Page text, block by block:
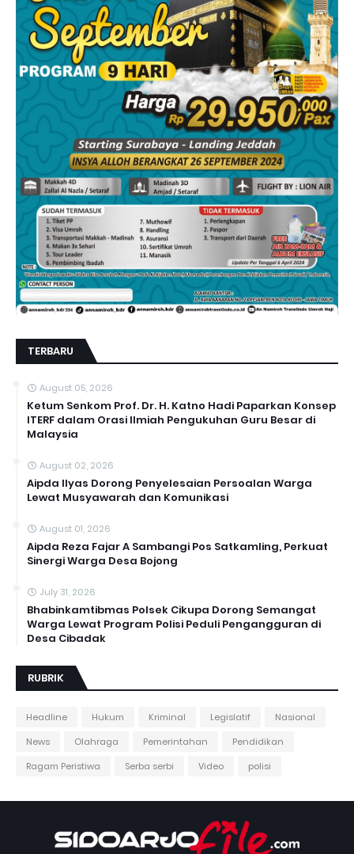
TERBARU
August 05, 2026
Ketum Senkom Prof. Dr. H. Katno Hadi Paparkan Konsep
ITERF dalam Orasi Ilmiah Pengukuhan Guru Besar di
Malaysia
August 02, 2026
Aipda Ilyas Dorong Penyelesaian Persoalan Warga
Lewat Musyawarah dan Komunikasi
August 01, 2026
Aipda Reza Fajar A Sambangi Pos Satkamling, Perkuat
Sinergi Warga Desa Bojong
July 31, 2026
Bhabinkamtibmas Polsek Cikupa Dorong Semangat
Warga Lewat Program Polisi Peduli Pengangguran di
Desa Cibadak
RUBRIK
Headline Hukum Kriminal Legislatif
Nasional
News
Olahraga Pemerintahan
Pendidikan
Ragam Peristiwa
Serba serbi Video polisi